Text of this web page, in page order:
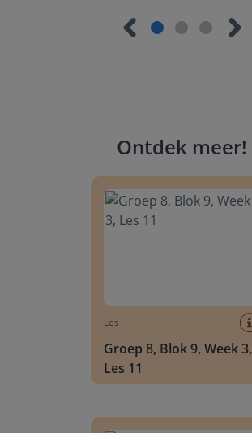
Ontdek meer!
Les
Groep 8, Blok 9, Week 3,
Les 11